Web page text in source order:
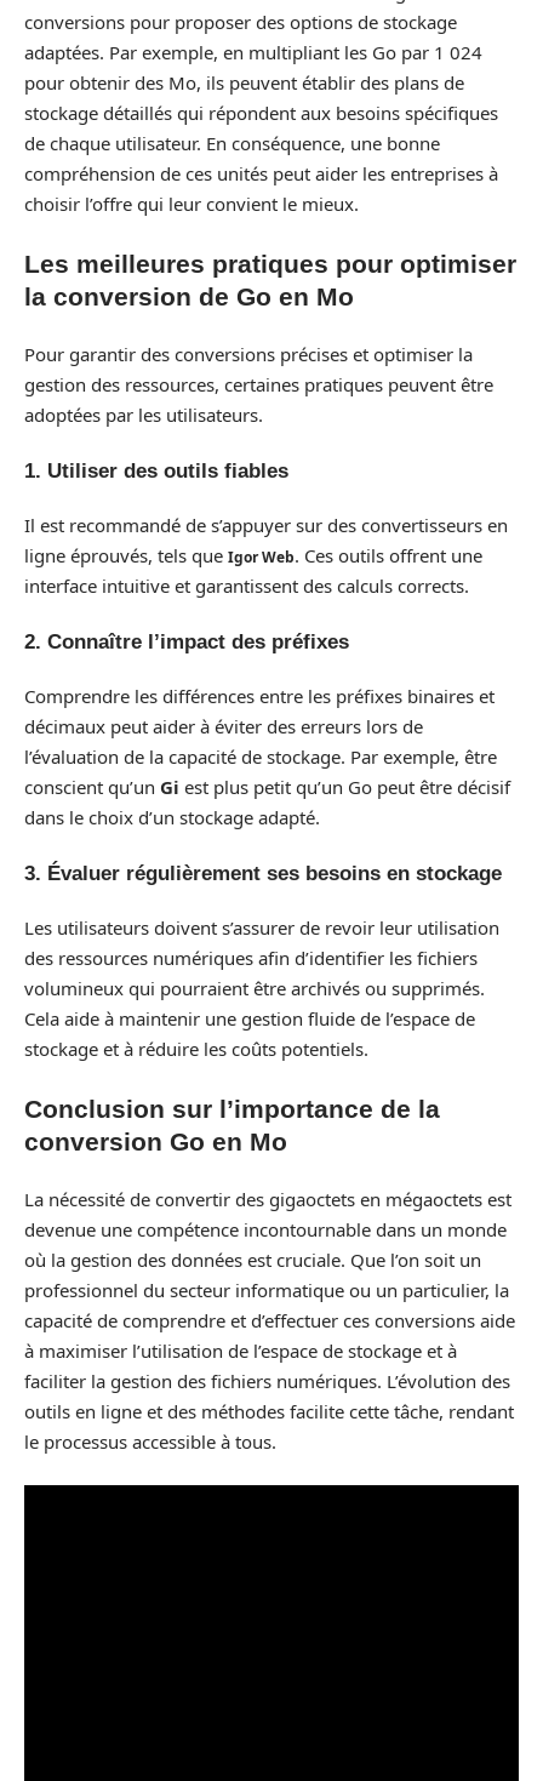
conversions pour proposer des options de stockage
adaptées. Par exemple, en multipliant les Go par 1 024
pour obtenir des Mo, ils peuvent établir des plans de
stockage détaillés qui répondent aux besoins spécifiques
de chaque utilisateur. En conséquence, une bonne
compréhension de ces unités peut aider les entreprises à
choisir l’offre qui leur convient le mieux.
Les meilleures pratiques pour optimiser
la conversion de Go en Mo
Pour garantir des conversions précises et optimiser la
gestion des ressources, certaines pratiques peuvent être
adoptées par les utilisateurs.
1. Utiliser des outils fiables
Il est recommandé de s’appuyer sur des convertisseurs en
ligne éprouvés, tels que Igor Web. Ces outils offrent une
interface intuitive et garantissent des calculs corrects.
2. Connaître l’impact des préfixes
Comprendre les différences entre les préfixes binaires et
décimaux peut aider à éviter des erreurs lors de
l’évaluation de la capacité de stockage. Par exemple, être
conscient qu’un Gi est plus petit qu’un Go peut être décisif
dans le choix d’un stockage adapté.
3. Évaluer régulièrement ses besoins en stockage
Les utilisateurs doivent s’assurer de revoir leur utilisation
des ressources numériques afin d’identifier les fichiers
volumineux qui pourraient être archivés ou supprimés.
Cela aide à maintenir une gestion fluide de l’espace de
stockage et à réduire les coûts potentiels.
Conclusion sur l’importance de la
conversion Go en Mo
La nécessité de convertir des gigaoctets en mégaoctets est
devenue une compétence incontournable dans un monde
où la gestion des données est cruciale. Que l’on soit un
professionnel du secteur informatique ou un particulier, la
capacité de comprendre et d’effectuer ces conversions aide
à maximiser l’utilisation de l’espace de stockage et à
faciliter la gestion des fichiers numériques. L’évolution des
outils en ligne et des méthodes facilite cette tâche, rendant
le processus accessible à tous.